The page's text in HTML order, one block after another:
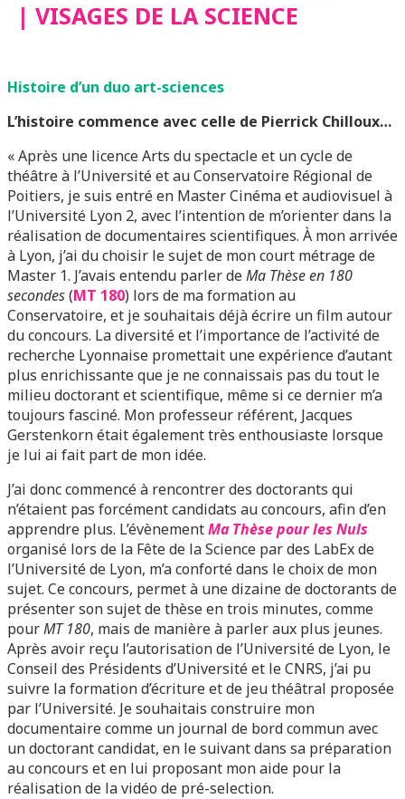
| VISAGES DE LA SCIENCE
Histoire d’un duo art-sciences
L’histoire commence avec celle de Pierrick Chilloux…
« Après une licence Arts du spectacle et un cycle de
théâtre à l’Université et au Conservatoire Régional de
Poitiers, je suis entré en Master Cinéma et audiovisuel à
l’Université Lyon 2, avec l’intention de m’orienter dans la
réalisation de documentaires scientifiques. À mon arrivée
à Lyon, j’ai du choisir le sujet de mon court métrage de
Master 1. J’avais entendu parler deMa Thèse en 180
secondes(MT 180) lors de ma formation au
Conservatoire, et je souhaitais déjà écrire un film autour
du concours. La diversité et l’importance de l’activité de
recherche Lyonnaise promettait une expérience d’autant
plus enrichissante que je ne connaissais pas du tout le
milieu doctorant et scientifique, même si ce dernier m’a
toujours fasciné. Mon professeur référent, Jacques
Gerstenkorn était également très enthousiaste lorsque
je lui ai fait part de mon idée.
J’ai donc commencé à rencontrer des doctorants qui
n’étaient pas forcément candidats au concours, afin d’en
apprendre plus. L’évènementMa Thèse pour les Nuls
organisé lors de la Fête de la Science par des LabEx de
l’Université de Lyon, m’a conforté dans le choix de mon
sujet. Ce concours, permet à une dizaine de doctorants de
présenter son sujet de thèse en trois minutes, comme
pourMT 180, mais de manière à parler aux plus jeunes.
Après avoir reçu l’autorisation de l’Université de Lyon, le
Conseil des Présidents d’Université et le CNRS, j’ai pu
suivre la formation d’écriture et de jeu théâtral proposée
par l’Université. Je souhaitais construire mon
documentaire comme un journal de bord commun avec
un doctorant candidat, en le suivant dans sa préparation
au concours et en lui proposant mon aide pour la
réalisation de la vidéo de pré-selection.